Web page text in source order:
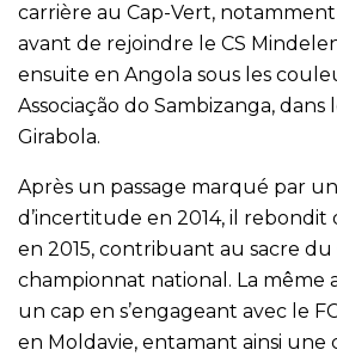
carrière au Cap-Vert,
avant de rejoindre le CS
ensuite en Angola sous les
Associação do Sambizanga,
Girabola.
Après un passage marqué par
d’incertitude en 2014, il rebondit
en 2015, contribuant au sacre du
championnat national. La même
un cap en s’engageant avec le
en Moldavie, entamant ainsi une